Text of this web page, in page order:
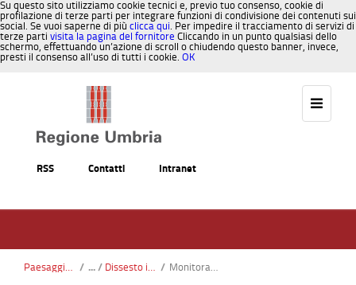
Su questo sito utilizziamo cookie tecnici e, previo tuo consenso, cookie di
profilazione di terze parti per integrare funzioni di condivisione dei contenuti sui
social. Se vuoi saperne di più clicca qui. Per impedire il tracciamento di servizi di
terze parti visita la pagina del fornitore Cliccando in un punto qualsiasi dello
schermo, effettuando un’azione di scroll o chiudendo questo banner, invece,
presti il consenso all’uso di tutti i cookie. OK
RSS Contatti Intranet
Paesaggio, Territorio, Urbanistica / Dissesto idrogeologico / Monitoraggio geotecnico dei versanti instabili